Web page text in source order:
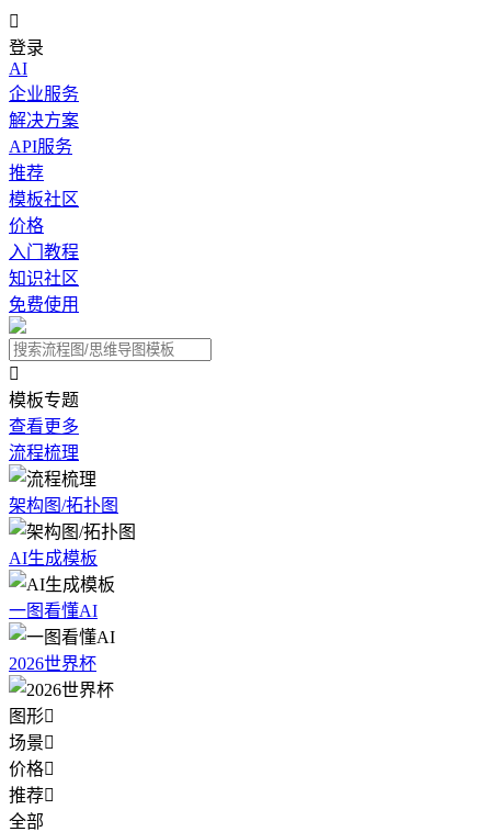

登录
AI
企业服务
解决方案
API服务
推荐
模板社区
价格
入门教程
知识社区
免费使用

模板专题
查看更多
流程梳理
架构图/拓扑图
AI生成模板
一图看懂AI
2026世界杯
图形
场景
价格
推荐
全部